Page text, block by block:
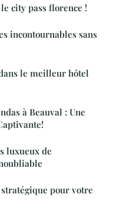
city pass florence !
incontournables sans
le meilleur hôtel
à Beauval : Une
luxueux de
pour votre